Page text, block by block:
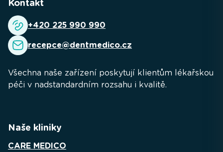
Kontakt
+420 225 990 990
recepce@dentmedico.cz
Všechna naše zařízení poskytují klientům lékařskou
péči v nadstandardním rozsahu i kvalitě.
Naše kliniky
CARE MEDICO